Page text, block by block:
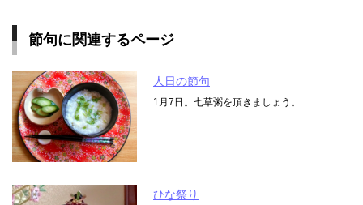
節句に関連するページ
人日の節句
1月7日。七草粥を頂きましょう。
ひな祭り